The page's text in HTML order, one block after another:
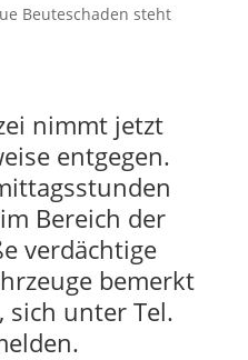
Beuteschaden steht
nimmt jetzt
entgegen.
Bereich der
verdächtige
bemerkt
sich unter Tel.